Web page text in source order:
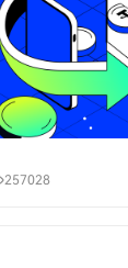
257028